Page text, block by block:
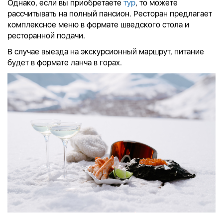
Однако, если вы приобретаете тур, то можете
рассчитывать на полный пансион. Ресторан предлагает
комплексное меню в формате шведского стола и
ресторанной подачи.
В случае выезда на экскурсионный маршрут, питание
будет в формате ланча в горах.